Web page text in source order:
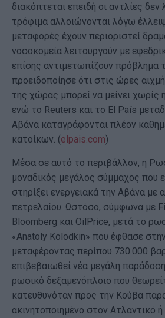
διακόπτεται επειδή οι αντλίες δεν
τρόφιμα αλλοιώνονται λόγω
μεταφορές έχουν περιοριστεί
νοσοκομεία λειτουργούν με
επίσης αντιμετωπίζουν πρόβλημα
προειδοποίησε ότι στις ώρες
της χώρας μπορεί να μείνει χωρίς
ενώ το Reuters και το El País
Αβάνα καταγράφονται πλέον
κατοίκων. (elpais.com)
Μέσα σε αυτό το περιβάλλον, η
μοναδικός μεγάλος σύμμαχος που
στηρίξει ενεργειακά την Αβάνα με
πετρελαίου. Ωστόσο, σύμφωνα με
Bloomberg και OilPrice, μετά το
«Anatoly Kolodkin» που έφθασε
μεταφέροντας περίπου 730.000
επιβεβαιωθεί νέα μεγάλη
ρωσικό δεξαμενόπλοιο που
κατευθυνόταν προς την Κούβα
ακινητοποιημένο στον Ατλαντικό ή